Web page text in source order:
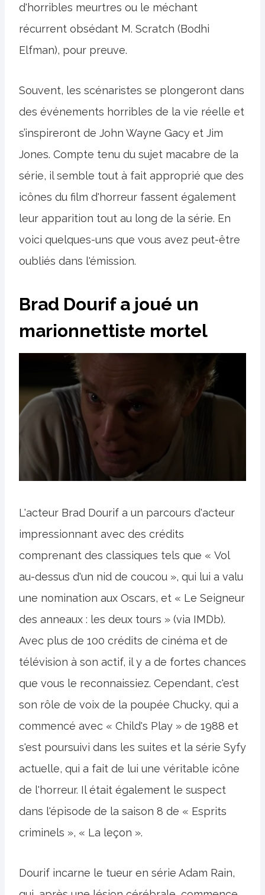
d'horribles meurtres ou le méchant
récurrent obsédant M. Scratch (Bodhi
Elfman), pour preuve.
Souvent, les scénaristes se plongeront dans
des événements horribles de la vie réelle et
s’inspireront de John Wayne Gacy et Jim
Jones. Compte tenu du sujet macabre de la
série, il semble tout à fait approprié que des
icônes du film d'horreur fassent également
leur apparition tout au long de la série. En
voici quelques-uns que vous avez peut-être
oubliés dans l'émission.
Brad Dourif a joué un
marionnettiste mortel
L'acteur Brad Dourif a un parcours d'acteur
impressionnant avec des crédits
comprenant des classiques tels que « Vol
au-dessus d'un nid de coucou », qui lui a valu
une nomination aux Oscars, et « Le Seigneur
des anneaux : les deux tours » (via IMDb).
Avec plus de 100 crédits de cinéma et de
télévision à son actif, il y a de fortes chances
que vous le reconnaissiez. Cependant, c'est
son rôle de voix de la poupée Chucky, qui a
commencé avec « Child's Play » de 1988 et
s'est poursuivi dans les suites et la série Syfy
actuelle, qui a fait de lui une véritable icône
de l'horreur. Il était également le suspect
dans l'épisode de la saison 8 de « Esprits
criminels », « La leçon ».
Dourif incarne le tueur en série Adam Rain,